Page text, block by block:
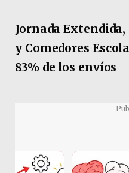
Jornada
y Comedores
83% de los envíos